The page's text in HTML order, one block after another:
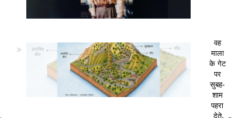
वह
माला
के गेट
पर
सुबह-
शाम
पहरा
देते